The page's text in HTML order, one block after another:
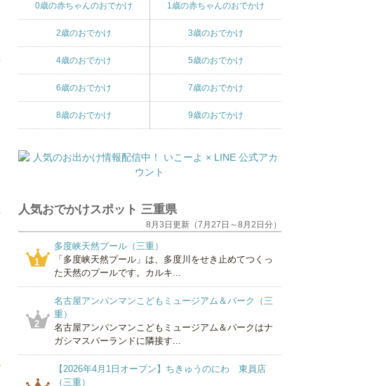
0歳の赤ちゃんのおでかけ 1歳の赤ちゃんのおでかけ
2歳のおでかけ 3歳のおでかけ
4歳のおでかけ 5歳のおでかけ
6歳のおでかけ 7歳のおでかけ
8歳のおでかけ 9歳のおでかけ
人気おでかけスポット 三重県
8月3日更新（7月27日～8月2日分）
1
多度峡天然プール（三重）
「多度峡天然プール」は、多度川をせき止めてつくっ
た天然のプールです。カルキ...
2
名古屋アンパンマンこどもミュージアム＆パーク（三
重）
名古屋アンパンマンこどもミュージアム＆パークはナ
ガシマスパーランドに隣接す...
【2026年4月1日オープン】ちきゅうのにわ 東員店
（三重）